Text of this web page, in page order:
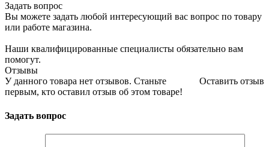
Задать вопрос
Вы можете задать любой интересующий вас вопрос по товару
или работе магазина.
Наши квалифицированные специалисты обязательно вам
помогут.
Отзывы
Оставить отзыв
У данного товара нет отзывов. Станьте
первым, кто оставил отзыв об этом товаре!
Задать вопрос